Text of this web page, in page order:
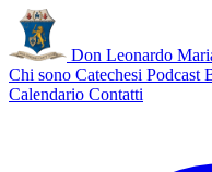
Don Leonardo
Chi sono Catechesi Podcast
Calendario Contatti